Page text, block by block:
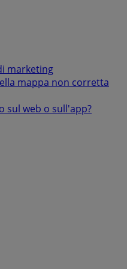
marketing
mappa non corretta
sul web o sull'app?